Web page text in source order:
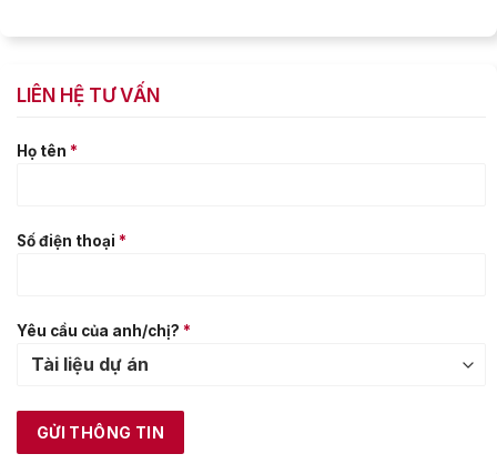
LIÊN HỆ TƯ VẤN
Họ tên *
Số điện thoại *
Yêu cầu của anh/chị? *